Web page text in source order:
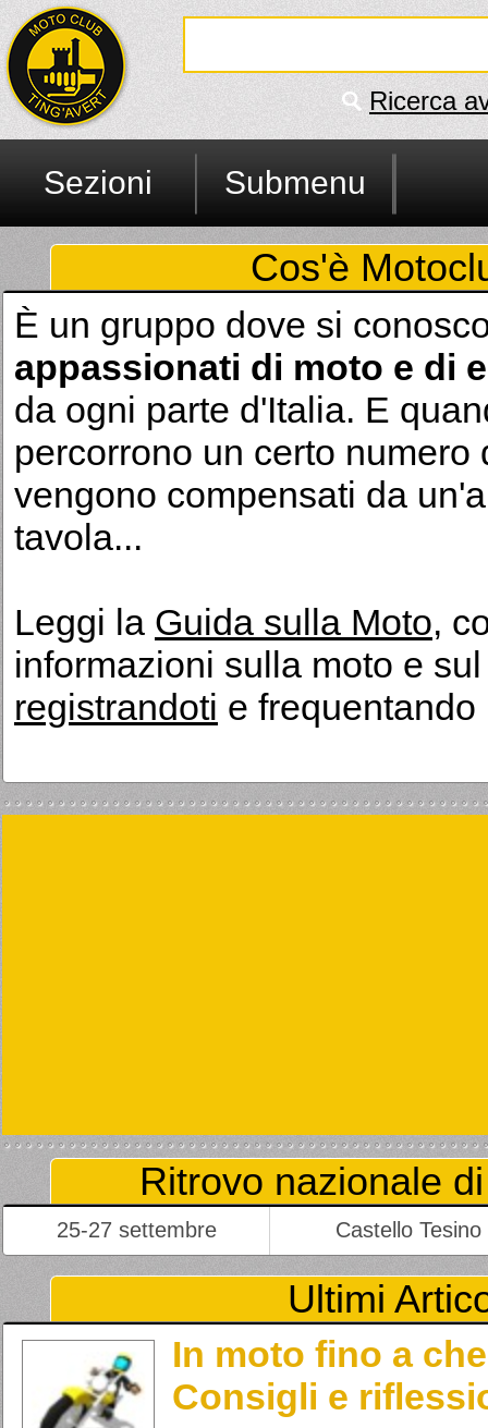
Ricerca
Sezioni Submenu
Cos'è
È un gruppo dove si
appassionati di moto e di
da ogni parte d'Italia. E
percorrono un certo
vengono compensati da
tavola...
Leggi la Guida sulla Moto,
informazioni sulla moto e
registrandoti e
Ritrovo nazionale
25-27 settembre Castello
Ultimi
In moto fino a
Consigli e